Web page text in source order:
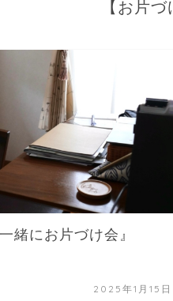
【お片
緒にお片づけ会』⁣
2025年1月15日